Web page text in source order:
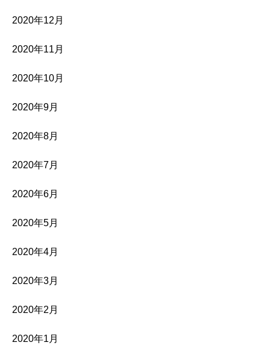
2020年12月
2020年11月
2020年10月
2020年9月
2020年8月
2020年7月
2020年6月
2020年5月
2020年4月
2020年3月
2020年2月
2020年1月